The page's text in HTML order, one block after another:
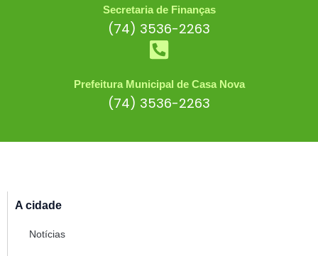
Secretaria de Finanças
(74) 3536-2263
Prefeitura Municipal de Casa Nova
(74) 3536-2263
A cidade
Notícias